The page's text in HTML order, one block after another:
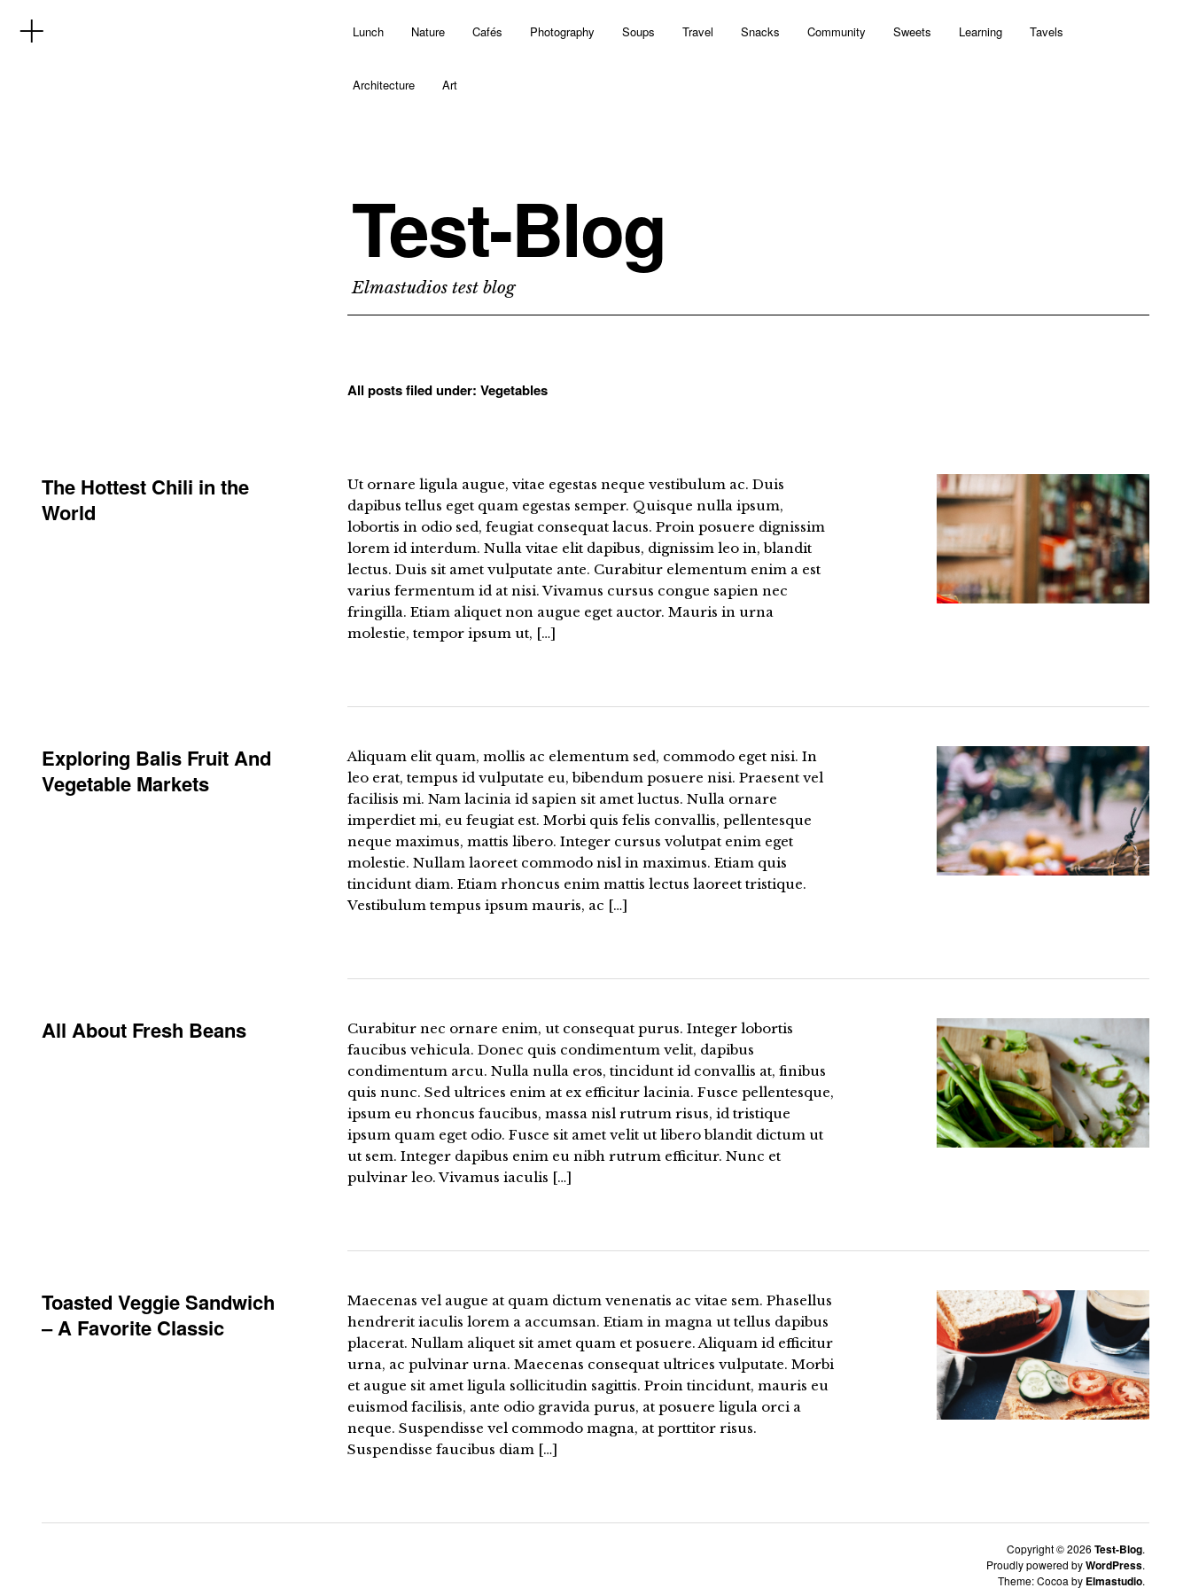
Lunch Nature Cafés Photography Soups Travel Snacks Community Sweets Learning Tavels
Architecture Art
Test-Blog
Elmastudios test blog
All posts filed under: Vegetables
The Hottest Chili in the
World
Ut ornare ligula augue, vitae egestas neque vestibulum ac. Duis
dapibus tellus eget quam egestas semper. Quisque nulla ipsum,
lobortis in odio sed, feugiat consequat lacus. Proin posuere dignissim
lorem id interdum. Nulla vitae elit dapibus, dignissim leo in, blandit
lectus. Duis sit amet vulputate ante. Curabitur elementum enim a est
varius fermentum id at nisi. Vivamus cursus congue sapien nec
fringilla. Etiam aliquet non augue eget auctor. Mauris in urna
molestie, tempor ipsum ut, […]
Exploring Balis Fruit And
Vegetable Markets
Aliquam elit quam, mollis ac elementum sed, commodo eget nisi. In
leo erat, tempus id vulputate eu, bibendum posuere nisi. Praesent vel
facilisis mi. Nam lacinia id sapien sit amet luctus. Nulla ornare
imperdiet mi, eu feugiat est. Morbi quis felis convallis, pellentesque
neque maximus, mattis libero. Integer cursus volutpat enim eget
molestie. Nullam laoreet commodo nisl in maximus. Etiam quis
tincidunt diam. Etiam rhoncus enim mattis lectus laoreet tristique.
Vestibulum tempus ipsum mauris, ac […]
All About Fresh Beans
Curabitur nec ornare enim, ut consequat purus. Integer lobortis
faucibus vehicula. Donec quis condimentum velit, dapibus
condimentum arcu. Nulla nulla eros, tincidunt id convallis at, finibus
quis nunc. Sed ultrices enim at ex efficitur lacinia. Fusce pellentesque,
ipsum eu rhoncus faucibus, massa nisl rutrum risus, id tristique
ipsum quam eget odio. Fusce sit amet velit ut libero blandit dictum ut
ut sem. Integer dapibus enim eu nibh rutrum efficitur. Nunc et
pulvinar leo. Vivamus iaculis […]
Toasted Veggie Sandwich
– A Favorite Classic
Maecenas vel augue at quam dictum venenatis ac vitae sem. Phasellus
hendrerit iaculis lorem a accumsan. Etiam in magna ut tellus dapibus
placerat. Nullam aliquet sit amet quam et posuere. Aliquam id efficitur
urna, ac pulvinar urna. Maecenas consequat ultrices vulputate. Morbi
et augue sit amet ligula sollicitudin sagittis. Proin tincidunt, mauris eu
euismod facilisis, ante odio gravida purus, at posuere ligula orci a
neque. Suspendisse vel commodo magna, at porttitor risus.
Suspendisse faucibus diam […]
Copyright © 2026 Test-Blog
Proudly powered byWordPress
Theme: Cocoa by Elmastudio